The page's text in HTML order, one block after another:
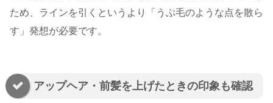
ため、ラインを引くというより「うぶ毛のような点を散ら
す」発想が必要です。
アップヘア・前髪を上げたときの印象も確認